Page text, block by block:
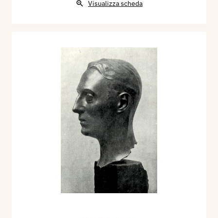
1917 - Francesco Geraci, Artisti Contemporanei:
Amleto Cataldi, Milano, Emporium, n, 267 marzo,
1918 - Francesco Sapori, L' 87.a Mostra degli
Amatori e Cultori d'Arte in Roma, Milano,
L'Illustrazione Italiana, n. 17, 28 aprile, p. 339 ill.
1920 - XII Esposizione Internazionale d'Arte
della Città di Venezia, catalogo mostra, p. 56, 69.
1920 - Raffaele Calzini, XII Esposizione
Internazionale d'Arte in Venezia, Milano,
Visualizza scheda